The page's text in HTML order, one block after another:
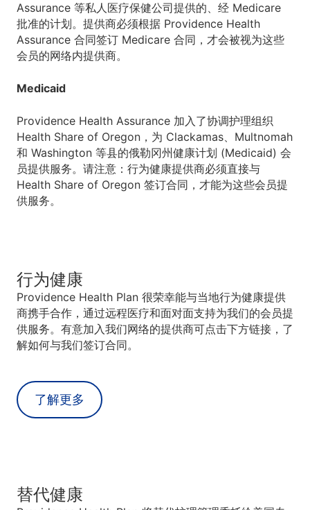
Assurance 等私人医疗保健公司提供的、经 Medicare
批准的计划。提供商必须根据 Providence Health
Assurance 合同签订 Medicare 合同，才会被视为这些
会员的网络内提供商。
Medicaid
Providence Health Assurance 加入了协调护理组织
Health Share of Oregon，为 Clackamas、Multnomah
和 Washington 等县的俄勒冈州健康计划 (Medicaid) 会
员提供服务。请注意：行为健康提供商必须直接与
Health Share of Oregon 签订合同，才能为这些会员提
供服务。
行为健康
Providence Health Plan 很荣幸能与当地行为健康提供
商携手合作，通过远程医疗和面对面支持为我们的会员提
供服务。有意加入我们网络的提供商可点击下方链接，了
解如何与我们签订合同。
了解更多
替代健康